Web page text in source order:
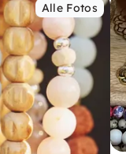
Alle Fotos